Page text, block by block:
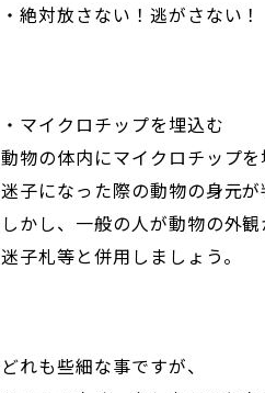
・絶対放さない！逃がさない！
・マイクロチップを埋込む
動物の体内にマイクロチップを
迷子になった際の動物の身元が
しかし、一般の人が動物の外
迷子札等と併用しましょう。
どれも些細な事ですが、